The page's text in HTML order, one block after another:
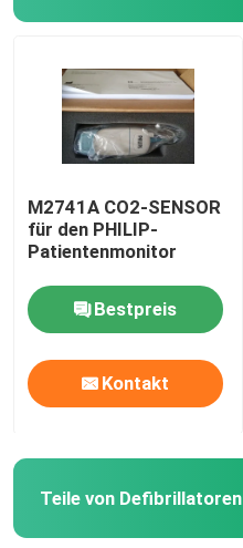
M2741A CO2-SENSOR
für den PHILIP-
Patientenmonitor
Bestpreis
Kontakt
Teile von Defibrillatoren